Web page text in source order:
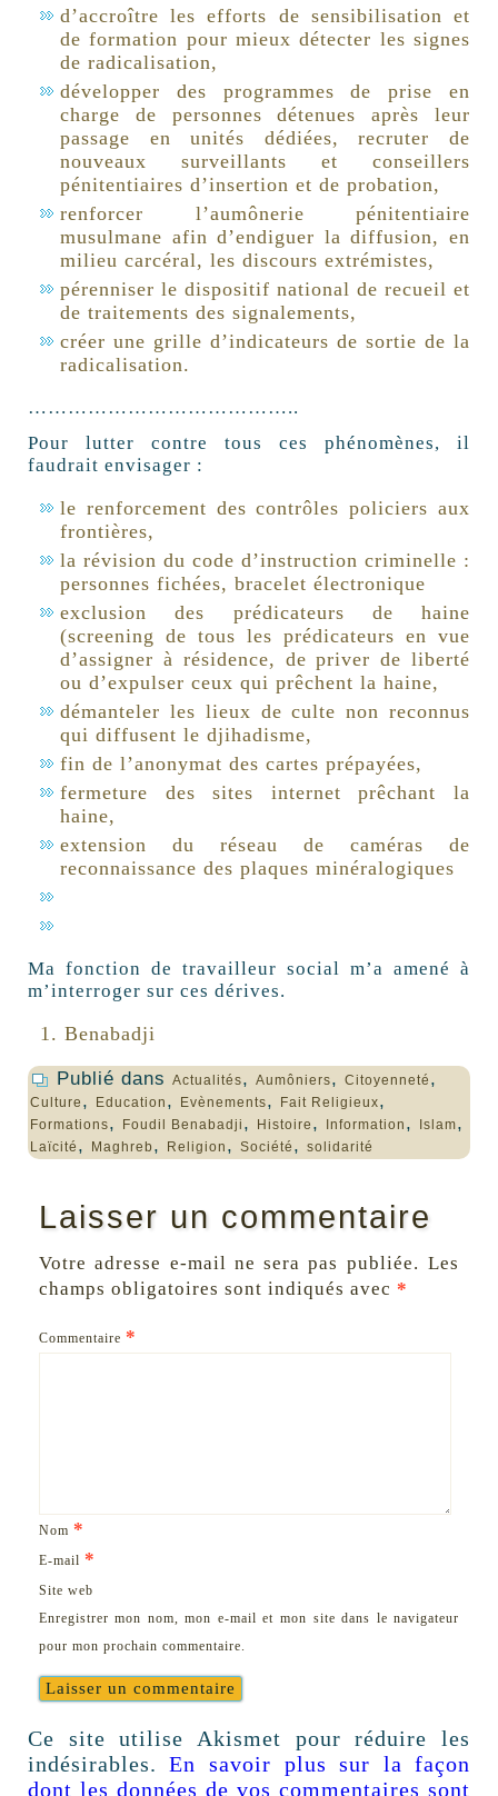
d’accroître les efforts de sensibilisation et
de formation pour mieux détecter les signes
de radicalisation,
développer des programmes de prise en
charge de personnes détenues après leur
passage en unités dédiées, recruter de
nouveaux surveillants et conseillers
pénitentiaires d’insertion et de probation,
renforcer l’aumônerie pénitentiaire
musulmane afin d’endiguer la diffusion, en
milieu carcéral, les discours extrémistes,
pérenniser le dispositif national de recueil et
de traitements des signalements,
créer une grille d’indicateurs de sortie de la
radicalisation.
…………………………………..
Pour lutter contre tous ces phénomènes, il
faudrait envisager :
le renforcement des contrôles policiers aux
frontières,
la révision du code d’instruction criminelle :
personnes fichées, bracelet électronique
exclusion des prédicateurs de haine
(screening de tous les prédicateurs en vue
d’assigner à résidence, de priver de liberté
ou d’expulser ceux qui prêchent la haine,
démanteler les lieux de culte non reconnus
qui diffusent le djihadisme,
fin de l’anonymat des cartes prépayées,
fermeture des sites internet prêchant la
haine,
extension du réseau de caméras de
reconnaissance des plaques minéralogiques
Ma fonction de travailleur social m’a amené à
m’interroger sur ces dérives.
Benabadji
Publié dans Actualités, Aumôniers, Citoyenneté ,
Culture , Education , Evènements, Fait Religieux,
Formations, Foudil Benabadji , Histoire , Information , Islam,
Laïcité , Maghreb, Religion , Société , solidarité
Laisser un commentaire
Votre adresse e-mail ne sera pas publiée. Les
champs obligatoires sont indiqués avec *
Commentaire *
Nom *
E-mail *
Site web
Enregistrer mon nom, mon e-mail et mon site dans le navigateur
pour mon prochain commentaire.
Ce site utilise Akismet pour réduire les
indésirables.En savoir plus sur la façon
dont les données de vos commentaires sont